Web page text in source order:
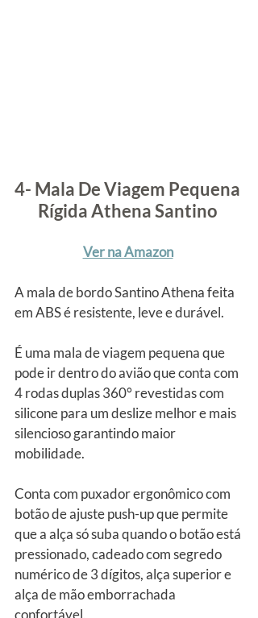
4- Mala De Viagem Pequena
Rígida Athena Santino
Ver na Amazon
A mala de bordo Santino Athena feita
em ABS é resistente, leve e durável.
É uma mala de viagem pequena que
pode ir dentro do avião que conta com
4 rodas duplas 360° revestidas com
silicone para um deslize melhor e mais
silencioso garantindo maior
mobilidade.
Conta com puxador ergonômico com
botão de ajuste push-up que permite
que a alça só suba quando o botão está
pressionado, cadeado com segredo
numérico de 3 dígitos, alça superior e
alça de mão emborrachada